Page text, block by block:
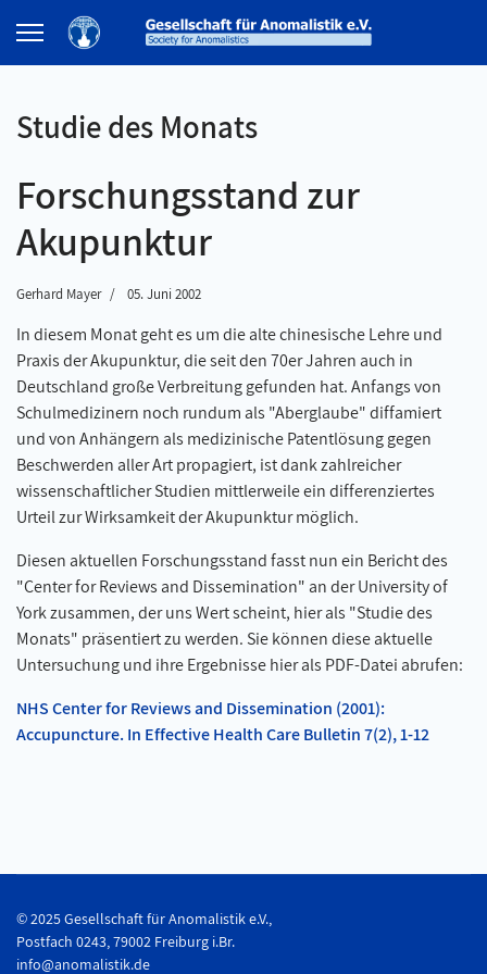
Studie des Monats
Forschungsstand zur
Akupunktur
Gerhard Mayer 05. Juni 2002
In diesem Monat geht es um die alte chinesische Lehre und
Praxis der Akupunktur, die seit den 70er Jahren auch in
Deutschland große Verbreitung gefunden hat. Anfangs von
Schulmedizinern noch rundum als "Aberglaube" diffamiert
und von Anhängern als medizinische Patentlösung gegen
Beschwerden aller Art propagiert, ist dank zahlreicher
wissenschaftlicher Studien mittlerweile ein differenziertes
Urteil zur Wirksamkeit der Akupunktur möglich.
Diesen aktuellen Forschungsstand fasst nun ein Bericht des
"Center for Reviews and Dissemination" an der University of
York zusammen, der uns Wert scheint, hier als "Studie des
Monats" präsentiert zu werden. Sie können diese aktuelle
Untersuchung und ihre Ergebnisse hier als PDF-Datei abrufen:
NHS Center for Reviews and Dissemination (2001):
Accupuncture. In Effective Health Care Bulletin 7(2), 1-12
© 2025 Gesellschaft für Anomalistik e.V.,
Postfach 0243, 79002 Freiburg i.Br.
info@anomalistik.de